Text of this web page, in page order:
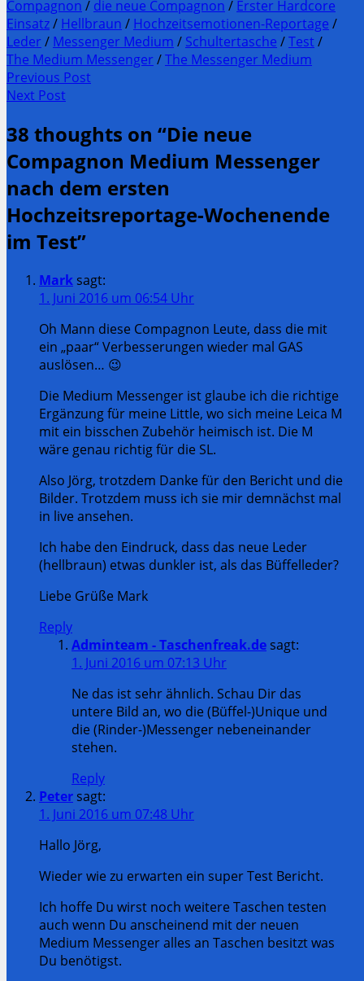
Compagnon / die neue Compagnon / Erster Hardcore
Einsatz/ Hellbraun / Hochzeitsemotionen-Reportage /
Leder / Messenger Medium / Schultertasche /Test /
The Medium Messenger /The Messenger Medium
Post
navigation
Previous Post
Previous
Next Post
Post:
38 thoughts on “Die neue
Compagnon Medium Messenger
nach dem ersten
Hochzeitsreportage-Wochenende
im Test”
Marksagt:
1. Juni 2016 um 06:54 Uhr
Oh Mann diese Compagnon Leute, dass die mit
ein „paar“ Verbesserungen wieder mal GAS
auslösen… 😉
Die Medium Messenger ist glaube ich die richtige
Ergänzung für meine Little, wo sich meine Leica M
mit ein bisschen Zubehör heimisch ist. Die M
wäre genau richtig für die SL.
Also Jörg, trotzdem Danke für den Bericht und die
Bilder. Trotzdem muss ich sie mir demnächst mal
in live ansehen.
Ich habe den Eindruck, dass das neue Leder
(hellbraun) etwas dunkler ist, als das Büffelleder?
Liebe Grüße Mark
Reply
Adminteam - Taschenfreak.desagt:
1. Juni 2016 um 07:13 Uhr
Ne das ist sehr ähnlich. Schau Dir das
untere Bild an, wo die (Büffel-)Unique und
die (Rinder-)Messenger nebeneinander
stehen.
Reply
Petersagt:
1. Juni 2016 um 07:48 Uhr
Hallo Jörg,
Wieder wie zu erwarten ein super Test Bericht.
Ich hoffe Du wirst noch weitere Taschen testen
auch wenn Du anscheinend mit der neuen
Medium Messenger alles an Taschen besitzt was
Du benötigst.